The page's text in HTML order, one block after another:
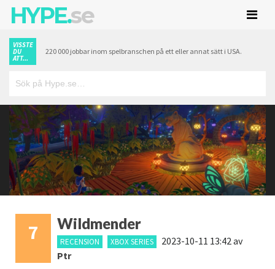
HYPE.se
VISSTE
DU
ATT...
220 000 jobbar inom spelbranschen på ett eller annat sätt i USA.
7 Wildmender
RECENSION XBOX SERIES 2023-10-11 13:42av
Ptr